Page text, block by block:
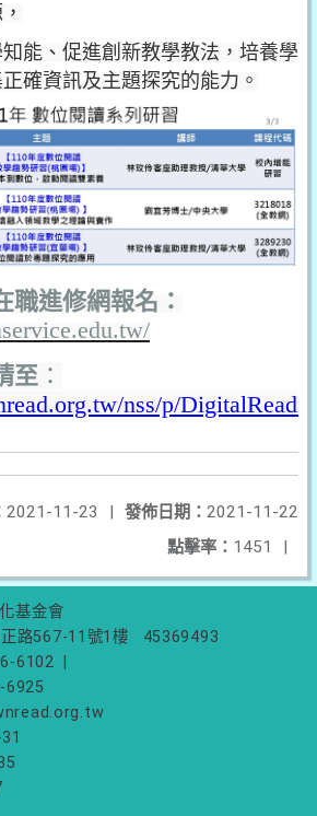
能、促進創新教學教法，培養學
確資訊及主題探究的能力。
職進修網報名 ：
至 ：
nss/p/
發佈日期： 2021-11-22
2021-11-23
|
點擊率： 1451 |
基金會
路567-11號1樓
45369493
6102
6925